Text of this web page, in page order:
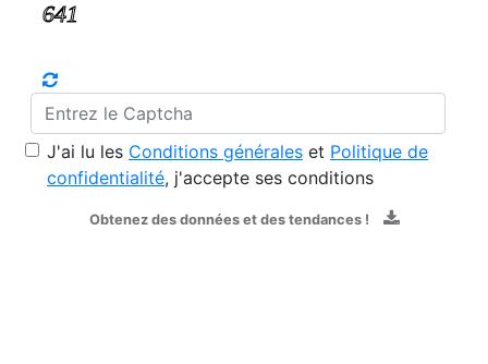
J'ai lu les Conditions générales et Politique de
confidentialité, j'accepte ses conditions
Obtenez des données et des tendances !